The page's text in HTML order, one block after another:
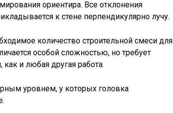
ориентира. Все отклонения
к стене перпендикулярно лучу.
количество строительной смеси для
особой сложностью, но требует
и любая другая работа.
уровнем, у которых головка